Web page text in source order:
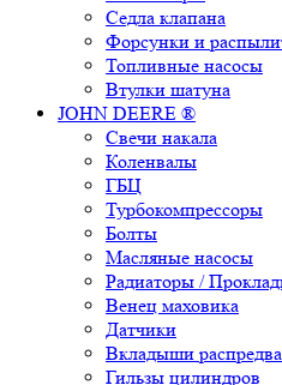
Седла клапана
Форсунки и
Топливные насосы
Втулки шатуна
JOHN DEERE ®
Свечи накала
Коленвалы
ГБЦ
Турбокомпрессоры
Болты
Масляные насосы
Радиаторы /
Венец маховика
Датчики
Вкладыши
Гильзы цилиндров